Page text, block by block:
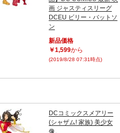
画 ジャスティスリーグ
DCEU ビリー・バットソ
ン
新品価格
￥1,599から
(2019/8/28 07:31時点)
DCコミックスメアリー
(シャザム! 家族) 美少女
像。